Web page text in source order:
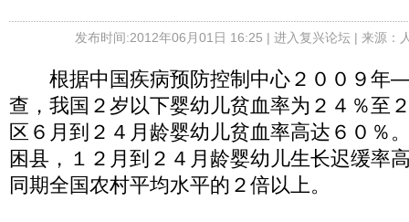
发布时间:2012年06月01日 16:25 | 进入复兴论坛| 来源：
根据中国疾病预防控制中心２００９年—
查，我国２岁以下婴幼儿贫血率为２４％至
区６月到２４月龄婴幼儿贫血率高达６０％
困县，１２月到２４月龄婴幼儿生长迟缓率
同期全国农村平均水平的２倍以上。